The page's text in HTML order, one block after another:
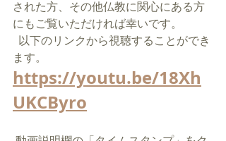
された方、その他仏教に関心にある方
にもご覧いただければ幸いです。
ます。
https://youtu.be/18Xh
UKCByro